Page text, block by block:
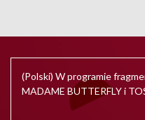
(Polski) W programie
MADAME BUTTERFLY i